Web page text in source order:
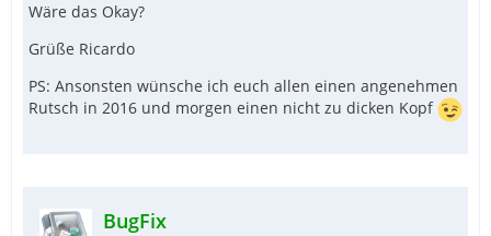
Wäre das Okay?
Grüße Ricardo
PS: Ansonsten wünsche ich euch allen einen angenehmen
Rutsch in 2016 und morgen einen nicht zu dicken Kopf
BugFix